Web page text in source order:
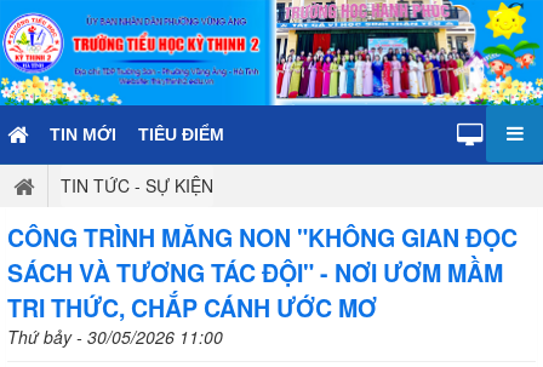
TIN MỚI TIÊU ĐIỂM
TIN TỨC - SỰ KIỆN
CÔNG TRÌNH MĂNG NON "KHÔNG GIAN ĐỌC
SÁCH VÀ TƯƠNG TÁC ĐỘI" - NƠI ƯƠM MẦM
TRI THỨC, CHẮP CÁNH ƯỚC MƠ
Thứ bảy - 30/05/2026 11:00